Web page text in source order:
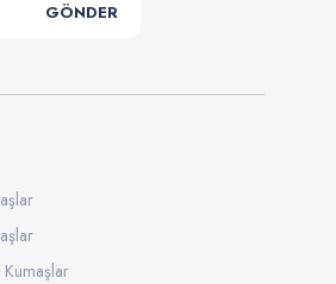
GÖNDER